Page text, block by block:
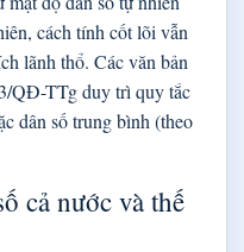
cách tính cốt lõi vẫn
lãnh thổ. Các văn bản
QĐ-TTg duy trì quy tắc
dân số trung bình (theo
cả nước và thế